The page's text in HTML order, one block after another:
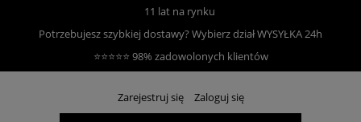
11 lat na rynku
Potrzebujesz szybkiej dostawy? Wybierz działWYSYŁKA 24h
⭐⭐⭐⭐⭐ 98% zadowolonych klientów
Zarejestruj się Zaloguj się